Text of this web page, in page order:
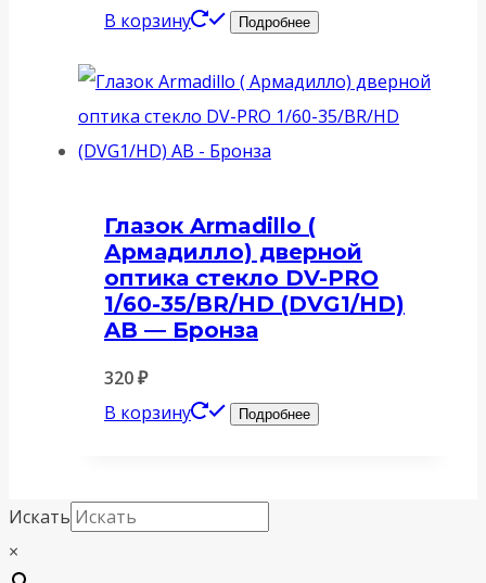
В корзину
Подробнее
Глазок Armadillo (
Армадилло) дверной
оптика стекло DV-PRO
1/60-35/BR/HD (DVG1/HD)
AB — Бронза
320₽
В корзину
Подробнее
Искать
×